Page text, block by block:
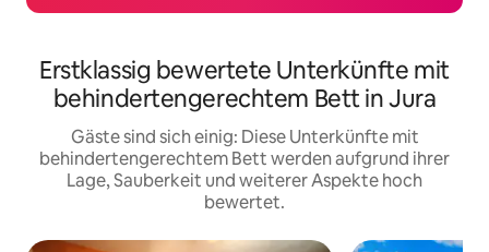
Erstklassig bewertete Unterkünfte mit
behindertengerechtem Bett in Jura
Gäste sind sich einig: Diese Unterkünfte mit
behindertengerechtem Bett werden aufgrund ihrer
Lage, Sauberkeit und weiterer Aspekte hoch
bewertet.